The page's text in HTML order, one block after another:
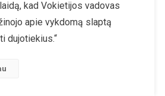
kad Vokietijos vadovas
apie vykdomą slaptą
dujotiekius.“